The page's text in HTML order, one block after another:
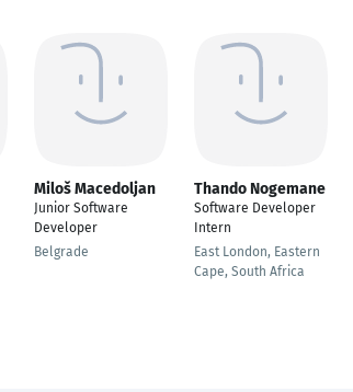
Miloš Macedoljan
Junior Software
Developer
Belgrade
Thando Nogemane
Software Developer
Intern
East London, Eastern
Cape, South Africa